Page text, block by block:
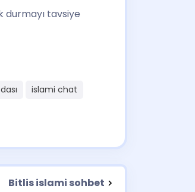
durmayı tavsiye
islami chat
Bitlis islami sohbet